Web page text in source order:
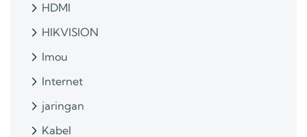
HDMI
HIKVISION
Imou
Internet
jaringan
Kabel